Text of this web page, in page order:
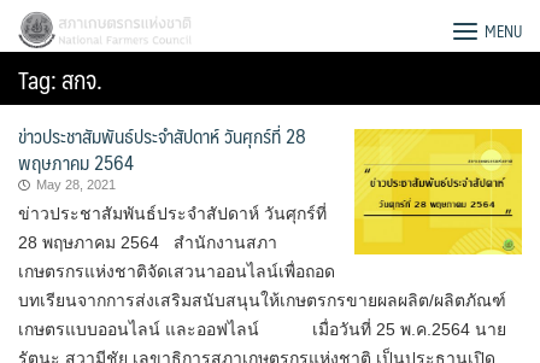
Skip
content
สภาเกษตรกรแห่งชาติ MENU
Tag:สกจ.
ข่าวประชาสัมพันธ์ประจำสัปดาห์ วันศุกร์ที่ 28
พฤษภาคม 2564
May 28, 2021
ข่าวประชาสัมพันธ์ประจำสัปดาห์ วันศุกร์ที่
28 พฤษภาคม 2564 สำนักงานสภา
เกษตรกรแห่งชาติจัดเสวนาออนไลน์เพื่อถอด
บทเรียนจากการส่งเสริมสนับสนุนให้เกษตรกรขายผลผลิต/ผลิตภัณฑ์
เกษตรแบบออนไลน์ และออฟไลน์ เมื่อวันที่ 25 พ.ค.2564 นาย
รัตนะ สวามีชัย เลขาธิการสภาเกษตรกรแห่งชาติ เป็นประธานเปิด